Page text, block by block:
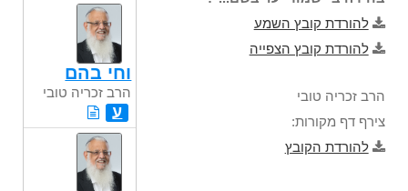
להורדת קובץ השמע
להורדת קובץ הצפייה
הרב זכריה טובי
צירף דף מקורות:
להורדת הקובץ
וחי בהם
הרב זכריה טובי
ע